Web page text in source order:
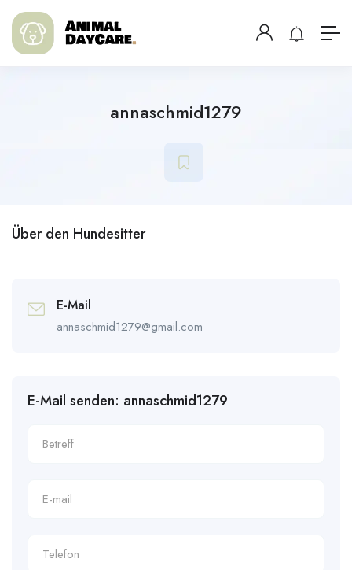
annaschmid1279
Über den Hundesitter
E-Mail
annaschmid1279@gmail.com
E-Mail senden: annaschmid1279